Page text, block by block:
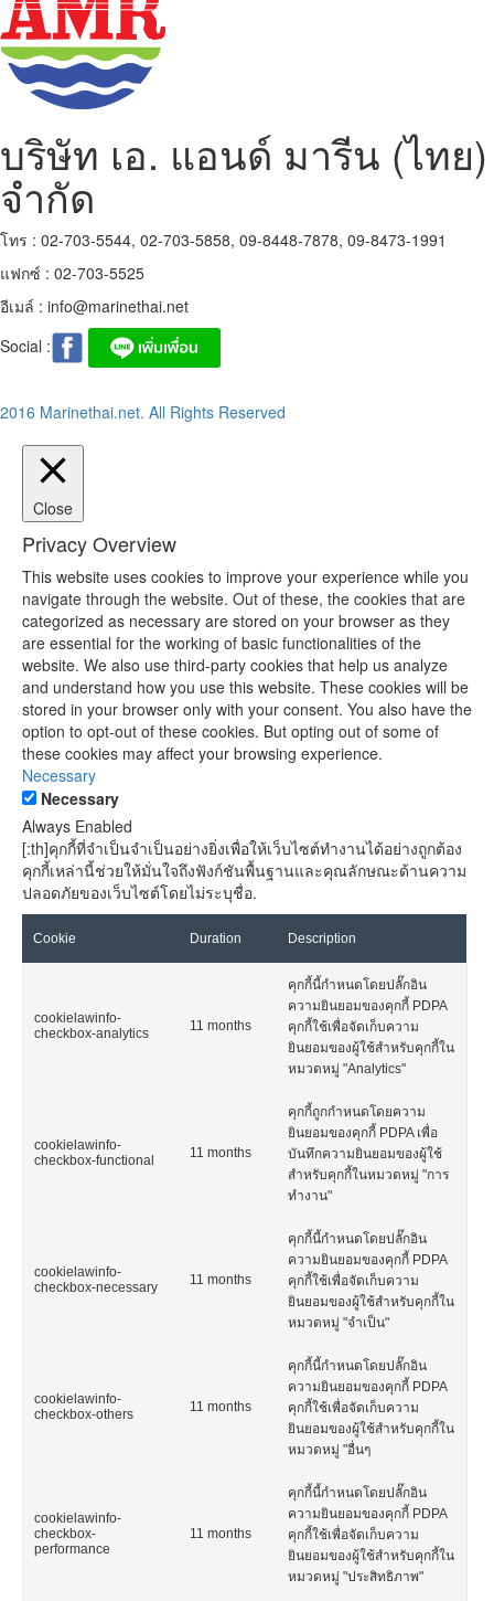
บริษัท เอ. แอนด์ มารีน (ไทย)
จำกัด
โทร : 02-703-5544, 02-703-5858, 09-8448-7878, 09-8473-1991
แฟกซ์ : 02-703-5525
อีเมล์ : info@marinethai.net
Social :
2016 Marinethai.net. All Rights Reserved
Close
Privacy Overview
This website uses cookies to improve your experience while you
navigate through the website. Out of these, the cookies that are
categorized as necessary are stored on your browser as they
are essential for the working of basic functionalities of the
website. We also use third-party cookies that help us analyze
and understand how you use this website. These cookies will be
stored in your browser only with your consent. You also have the
option to opt-out of these cookies. But opting out of some of
these cookies may affect your browsing experience.
Necessary
Necessary
Always Enabled
[:th]คุกกี้ที่จำเป็นจำเป็นอย่างยิ่งเพื่อให้เว็บไซต์ทำงานได้อย่างถูกต้อง
คุกกี้เหล่านี้ช่วยให้มั่นใจถึงฟังก์ชันพื้นฐานและคุณลักษณะด้านความ
ปลอดภัยของเว็บไซต์โดยไม่ระบุชื่อ.
Cookie Duration Description
cookielawinfo-
checkbox-analytics
11 months
คุกกี้นี้กำหนดโดยปลั๊กอิน
ความยินยอมของคุกกี้ PDPA
คุกกี้ใช้เพื่อจัดเก็บความ
ยินยอมของผู้ใช้สำหรับคุกกี้ใน
หมวดหมู่ "Analytics"
cookielawinfo-
checkbox-functional
11 months
คุกกี้ถูกกำหนดโดยความ
ยินยอมของคุกกี้ PDPA เพื่อ
บันทึกความยินยอมของผู้ใช้
สำหรับคุกกี้ในหมวดหมู่ "การ
ทำงาน"
cookielawinfo-
checkbox-necessary
11 months
คุกกี้นี้กำหนดโดยปลั๊กอิน
ความยินยอมของคุกกี้ PDPA
คุกกี้ใช้เพื่อจัดเก็บความ
ยินยอมของผู้ใช้สำหรับคุกกี้ใน
หมวดหมู่ "จำเป็น"
cookielawinfo-
checkbox-others
11 months
คุกกี้นี้กำหนดโดยปลั๊กอิน
ความยินยอมของคุกกี้ PDPA
คุกกี้ใช้เพื่อจัดเก็บความ
ยินยอมของผู้ใช้สำหรับคุกกี้ใน
หมวดหมู่ "อื่นๆ
cookielawinfo-
checkbox-
performance
11 months
คุกกี้นี้กำหนดโดยปลั๊กอิน
ความยินยอมของคุกกี้ PDPA
คุกกี้ใช้เพื่อจัดเก็บความ
ยินยอมของผู้ใช้สำหรับคุกกี้ใน
หมวดหมู่ "ประสิทธิภาพ"